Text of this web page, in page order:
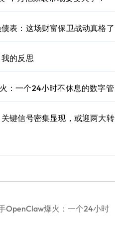
债表：这场财富保卫战动真格了
的反思
：一个24小时不休息的数字管
键信号密集显现，或迎两大转
OpenClaw爆火：一个24小时